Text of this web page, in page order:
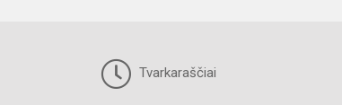
Tvarkaraščiai